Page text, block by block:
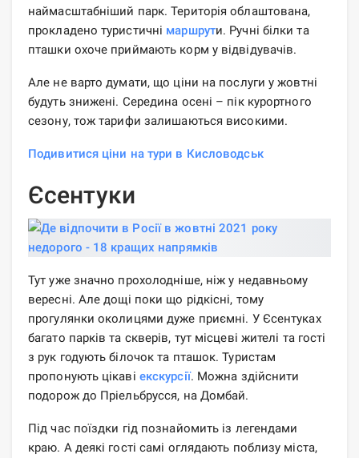
наймасштабніший парк. Територія облаштована,
прокладено туристичні маршрути. Ручні білки та
пташки охоче приймають корм у відвідувачів.
Але не варто думати, що ціни на послуги у жовтні
будуть знижені. Середина осені – пік курортного
сезону, тож тарифи залишаються високими.
Подивитися ціни на тури в Кисловодськ
Єсентуки
Тут уже значно прохолодніше, ніж у недавньому
вересні. Але дощі поки що рідкісні, тому
прогулянки околицями дуже приємні. У Єсентуках
багато парків та скверів, тут місцеві жителі та гості
з рук годують білочок та пташок. Туристам
пропонують цікаві екскурсії. Можна здійснити
подорож до Пріельбрусся, на Домбай.
Під час поїздки гід познайомить із легендами
краю. А деякі гості самі оглядають поблизу міста,